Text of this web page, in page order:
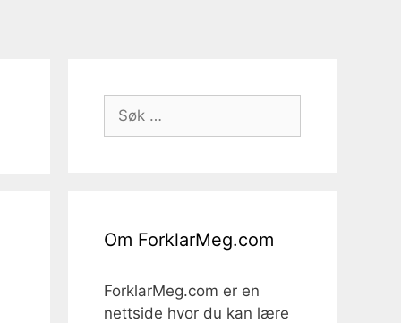
Søk
etter:
Om ForklarMeg.com
ForklarMeg.com er en
nettside hvor du kan lære